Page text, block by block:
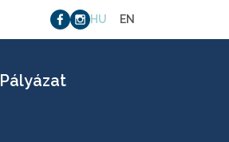
HU EN
Pályázat